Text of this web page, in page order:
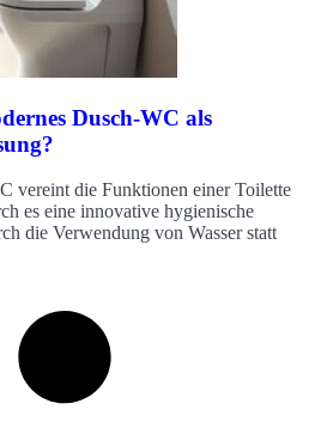
Dusch-WC als
vereint die Funktionen einer Toilette
es eine innovative hygienische
die Verwendung von Wasser statt